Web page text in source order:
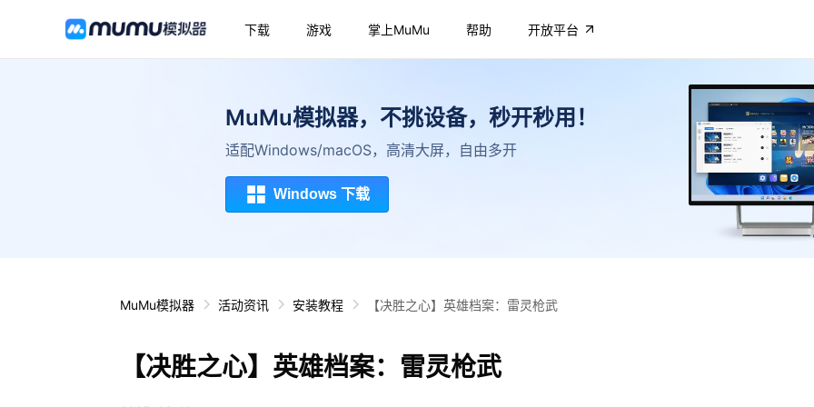
下载 游戏 掌上MuMu 帮助 开放平台
MuMu模拟器，不挑设备，秒开秒用！
适配Windows/macOS，高清大屏，自由多开
Windows 下载
MuMu模拟器 活动资讯 安装教程 【决胜之心】英雄档案：雷灵枪武
【决胜之心】英雄档案：雷灵枪武